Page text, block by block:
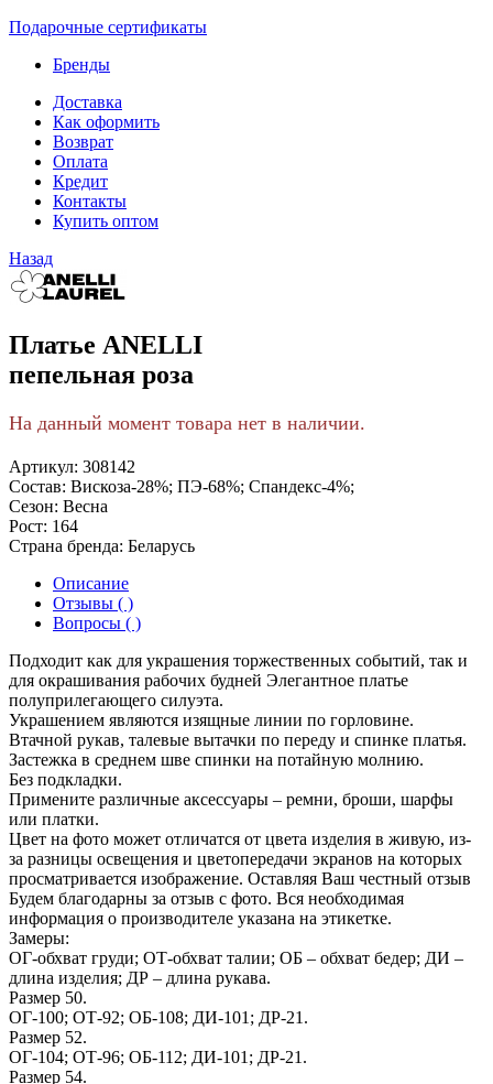
Подарочные сертификаты
Бренды
Доставка
Как оформить
Возврат
Оплата
Кредит
Контакты
Купить оптом
Назад
Платье ANELLI
пепельная роза
На данный момент товара нет в наличии.
Артикул: 308142
Состав: Вискоза-28%; ПЭ-68%; Спандекс-4%;
Сезон: Весна
Рост: 164
Страна бренда: Беларусь
Описание
Отзывы ( )
Вопросы ( )
Подходит как для украшения торжественных событий, так и
для окрашивания рабочих будней Элегантное платье
полуприлегающего силуэта.
Украшением являются изящные линии по горловине.
Втачной рукав, талевые вытачки по переду и спинке платья.
Застежка в среднем шве спинки на потайную молнию.
Без подкладки.
Примените различные аксессуары – ремни, броши, шарфы
или платки.
Цвет на фото может отличатся от цвета изделия в живую, из-
за разницы освещения и цветопередачи экранов на которых
просматривается изображение. Оставляя Ваш честный отзыв
Будем благодарны за отзыв с фото. Вся необходимая
информация о производителе указана на этикетке.
Замеры:
ОГ-обхват груди; ОТ-обхват талии; ОБ – обхват бедер; ДИ –
длина изделия; ДР – длина рукава.
Размер 50.
ОГ-100; ОТ-92; ОБ-108; ДИ-101; ДР-21.
Размер 52.
ОГ-104; ОТ-96; ОБ-112; ДИ-101; ДР-21.
Размер 54.